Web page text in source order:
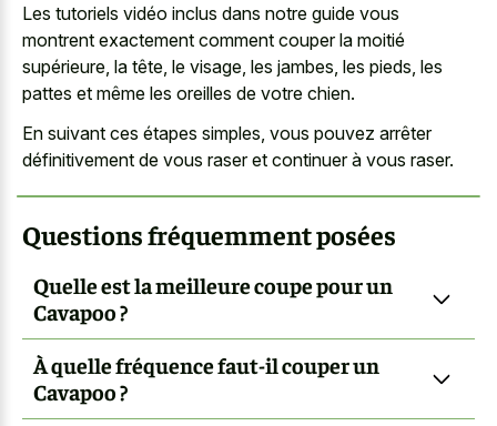
Les tutoriels vidéo inclus dans notre guide vous
montrent exactement comment couper la moitié
supérieure, la tête, le visage, les jambes, les pieds, les
pattes et même les oreilles de votre chien.
En suivant ces étapes simples, vous pouvez arrêter
définitivement de vous raser et continuer à vous raser.
Questions fréquemment posées
Quelle est la meilleure coupe pour un
Cavapoo ?
À quelle fréquence faut-il couper un
Cavapoo ?